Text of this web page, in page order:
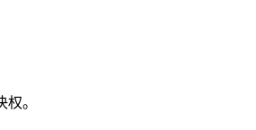
。